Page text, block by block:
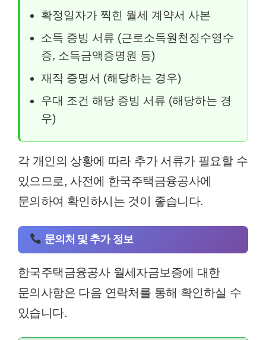
확정일자가 찍힌 월세 계약서 사본
소득 증빙 서류 (근로소득원천징수영수
증, 소득금액증명원 등)
재직 증명서 (해당하는 경우)
우대 조건 해당 증빙 서류 (해당하는 경
우)
각 개인의 상황에 따라 추가 서류가 필요할 수
있으므로, 사전에 한국주택금융공사에
문의하여 확인하시는 것이 좋습니다.
문의처 및 추가 정보
한국주택금융공사 월세자금보증에 대한
문의사항은 다음 연락처를 통해 확인하실 수
있습니다.